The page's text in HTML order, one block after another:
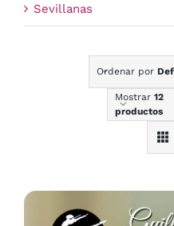
Sevillanas
Ordenar por
Mostrar 12
productos